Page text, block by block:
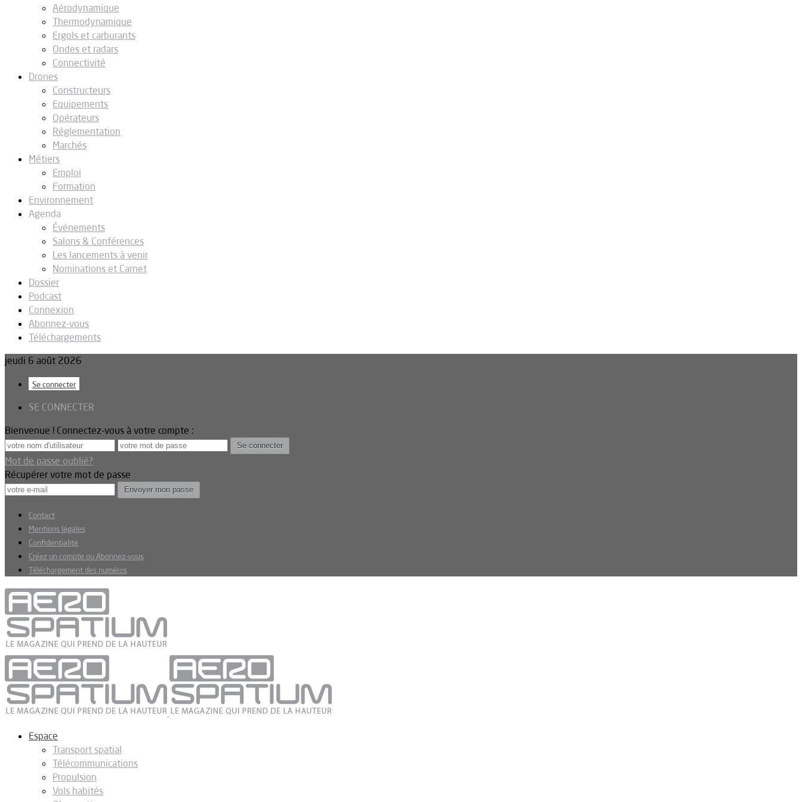
Aérodynamique
Thermodynamique
Ergols et carburants
Ondes et radars
Connectivité
Drones
Constructeurs
Equipements
Opérateurs
Réglementation
Marchés
Métiers
Emploi
Formation
Environnement
Agenda
Événements
Salons & Conférences
Les lancements à venir
Nominations et Carnet
Dossier
Podcast
Connexion
Abonnez-vous
Téléchargements
jeudi 6 août 2026
Se connecter
SE CONNECTER
Bienvenue ! Connectez-vous à votre compte :
Mot de passe oublié?
Récupérer votre mot de passe
Contact
Mentions légales
Confidentialité
Créez un compte ou Abonnez-vous
Téléchargement des numéros
Espace
Transport spatial
Télécommunications
Propulsion
Vols habités